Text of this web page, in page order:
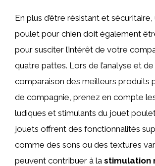
En plus d’être résistant et
poulet pour chien doit également
pour susciter l’intérêt de votre
quatre pattes. Lors de l’analyse et de
comparaison des meilleurs produits
de compagnie, prenez en compte
ludiques et stimulants du jouet
jouets offrent des fonctionnalités
comme des sons ou des textures
peuvent contribuer à la stimulation